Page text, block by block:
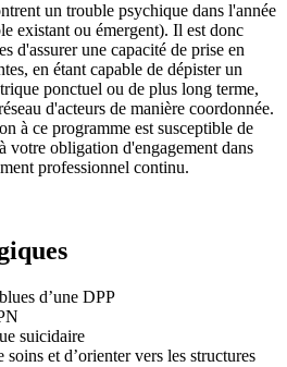
un trouble psychique dans l'année
existant ou émergent). Il est donc
d'assurer une capacité de prise en
en étant capable de dépister un
ponctuel ou de plus long terme,
d'acteurs de manière coordonnée.
à ce programme est susceptible de
votre obligation d'engagement dans
professionnel continu.
d’une DPP
suicidaire
soins et d’orienter vers les structures